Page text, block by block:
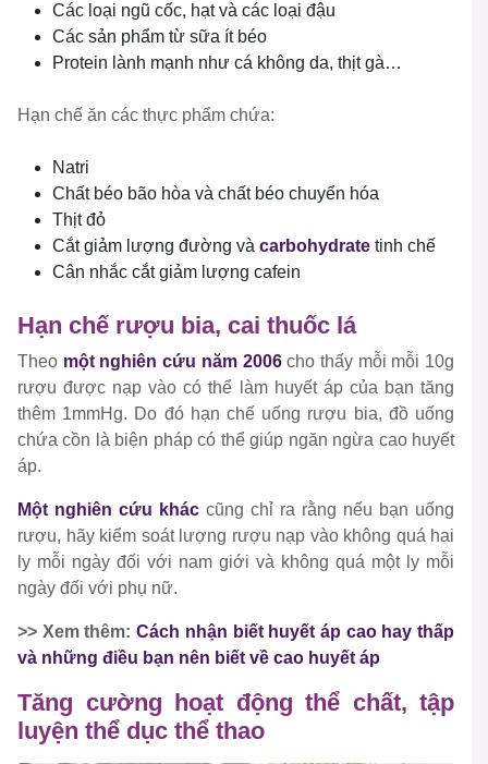
Các loại ngũ cốc, hạt và các loại đậu
Các sản phẩm từ sữa ít béo
Protein lành mạnh như cá không da, thịt gà…
Hạn chế ăn các thực phẩm chứa:
Natri
Chất béo bão hòa và chất béo chuyển hóa
Thịt đỏ
Cắt giảm lượng đường và carbohydrate tinh chế
Cân nhắc cắt giảm lượng cafein
Hạn chế rượu bia, cai thuốc lá
Theo một nghiên cứu năm 2006cho thấy mỗi mỗi 10g
rượu được nạp vào có thể làm huyết áp của bạn tăng
thêm 1mmHg. Do đó hạn chế uống rượu bia, đồ uống
chứa cồn là biện pháp có thể giúp ngăn ngừa cao huyết
áp.
Một nghiên cứu khác cũng chỉ ra rằng nếu bạn uống
rượu, hãy kiểm soát lượng rượu nạp vào không quá hai
ly mỗi ngày đối với nam giới và không quá một ly mỗi
ngày đối với phụ nữ.
>> Xem thêm:Cách nhận biết huyết áp cao hay thấp
và những điều bạn nên biết về cao huyết áp
Tăng cường hoạt động thể chất, tập
luyện thể dục thể thao